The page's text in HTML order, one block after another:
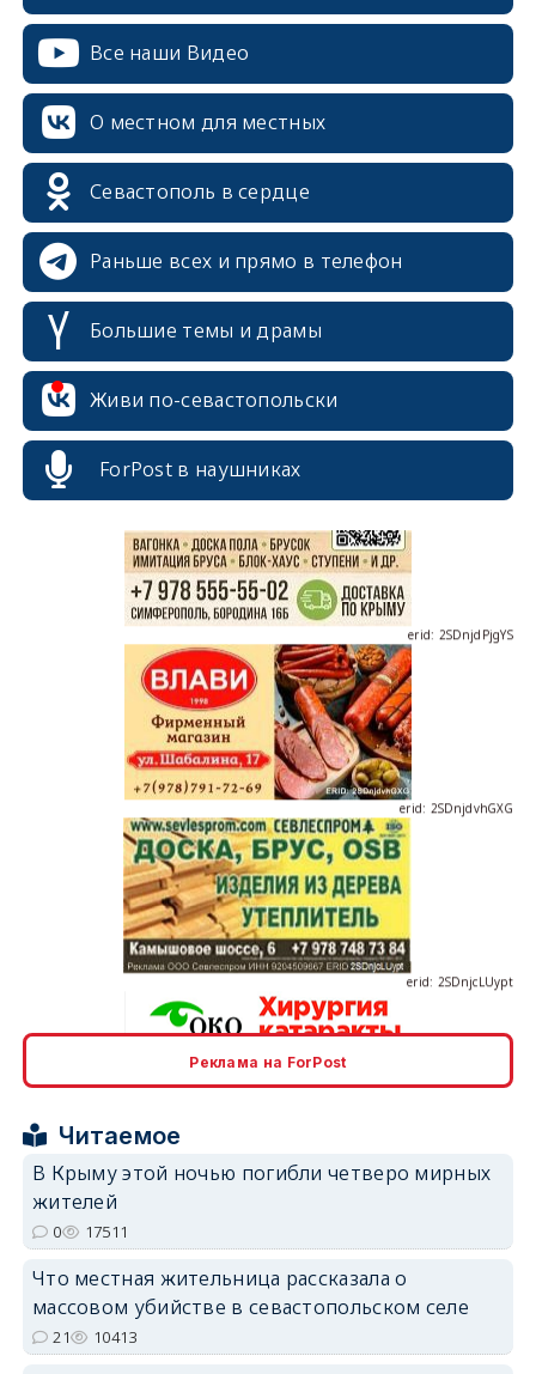
Все наши Видео
О местном для местных
Севастополь в сердце
Раньше всех и прямо в телефон
Большие темы и драмы
Живи по-севастопольски
ForPost в наушниках
erid: 2SDnjcrDNw6
erid: 2SDnjdPjgYS
erid: 2SDnjdvhGXG
erid: 2SDnjcrDNw6
erid: 2SDnjdPjgYS
Реклама на ForPost
Читаемое
В Крыму этой ночью погибли четверо мирных
жителей
0 17511
Что местная жительница рассказала о
массовом убийстве в севастопольском селе
21 10413